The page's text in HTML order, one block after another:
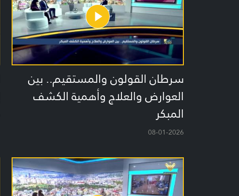
سرطان القولون والمستقيم.. بين
العوارض والعلاج وأهمية الكشف
المبكر
08-01-2026